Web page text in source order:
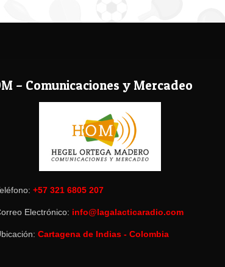
– Comunicaciones y Mercadeo
+57 321 6805 207
Electrónico: info@lagalacticaradio.com
Cartagena de Indias - Colombia